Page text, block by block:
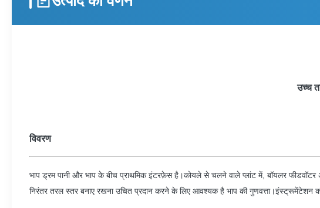
उच्च
विवरण
भाप ड्रम पानी और भाप के बीच प्राथमिक इंटरफ़ेस है।कोयले से चलने वाले प्लांट में, बॉयलर
निरंतर तरल स्तर बनाए रखना उचित प्रदान करने के लिए आवश्यक है भाप की गुणवत्ता।इंस्ट्रूमेंटेशन